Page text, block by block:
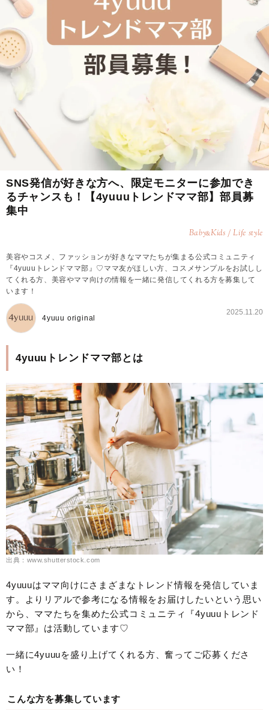
SNS発信が好きな方へ、限定モニターに参加でき
るチャンスも！【4yuuuトレンドママ部】部員募
集中
Baby&Kids / Life style
美容やコスメ、ファッションが好きなママたちが集まる公式コミュニティ
『4yuuuトレンドママ部』♡ママ友がほしい方、コスメサンプルをお試しし
てくれる方、美容やママ向けの情報を一緒に発信してくれる方を募集して
います！
4yuuu original
2025.11.20
4yuuuトレンドママ部とは
出典：www.shutterstock.com
4yuuuはママ向けにさまざまなトレンド情報を発信していま
す。よりリアルで参考になる情報をお届けしたいという思い
から、ママたちを集めた公式コミュニティ『4yuuuトレンド
ママ部』は活動しています♡
一緒に4yuuuを盛り上げてくれる方、奮ってご応募くださ
い！
こんな方を募集しています